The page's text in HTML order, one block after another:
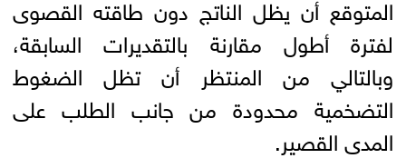
المتوقع أن يظل الناتج دون طاقته القصوى
لفترة أطول مقارنة بالتقديرات السابقة،
وبالتالي من المنتظر أن تظل الضغوط
التضخمية محدودة من جانب الطلب على
المدى القصير.